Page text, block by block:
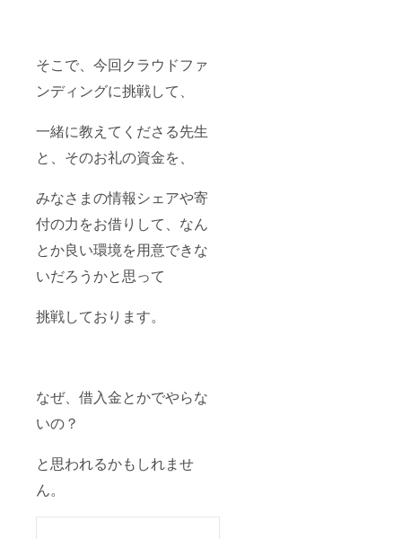
そこで、今回クラウドファ
ンディングに挑戦して、
一緒に教えてくださる先生
と、そのお礼の資金を、
みなさまの情報シェアや寄
付の力をお借りして、なん
とか良い環境を用意できな
いだろうかと思って
挑戦しております。
なぜ、借入金とかでやらな
いの？
と思われるかもしれませ
ん。